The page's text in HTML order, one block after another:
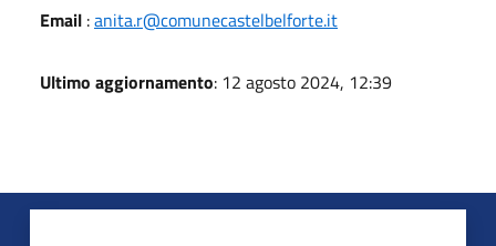
Email :anita.r@comunecastelbelforte.it
Ultimo aggiornamento: 12 agosto 2024, 12:39